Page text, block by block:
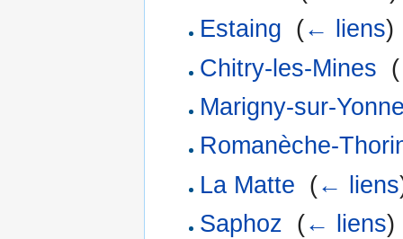
Estaing (← liens)
Chitry-les-Mines (
Marigny-sur-
Romanèche-
La Matte (← liens
Saphoz (← liens)